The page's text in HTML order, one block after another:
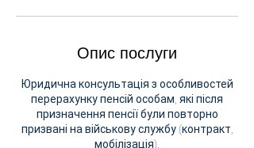
Опис послуги
Юридична консультація з особливостей
перерахунку пенсій особам, які після
призначення пенсії були повторно
призвані на військову службу (контракт,
мобілізація).